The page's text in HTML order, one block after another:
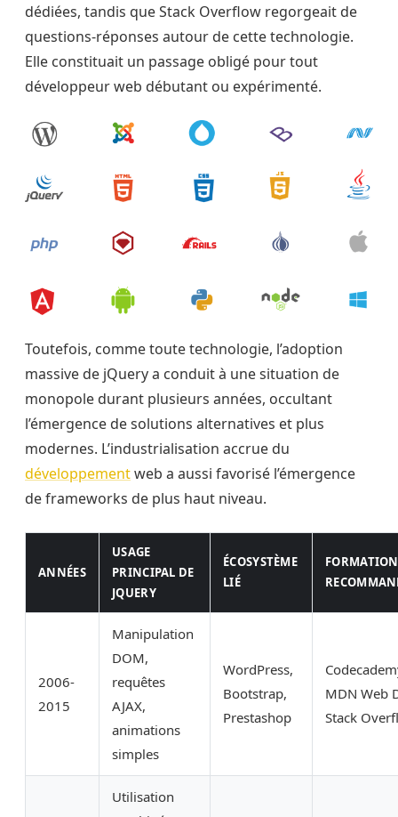
dédiées, tandis que Stack Overflow regorgeait de
questions-réponses autour de cette technologie.
Elle constituait un passage obligé pour tout
développeur web débutant ou expérimenté.
Toutefois, comme toute technologie, l’adoption
massive de jQuery a conduit à une situation de
monopole durant plusieurs années, occultant
l’émergence de solutions alternatives et plus
modernes. L’industrialisation accrue du
développementweb a aussi favorisé l’émergence
de frameworks de plus haut niveau.
ANNÉES
USAGE
PRINCIPAL DE
JQUERY
ÉCOSYSTÈME
LIÉ
FORMATION
2006-
2015
Manipulation
DOM,
requêtes
AJAX,
animations
simples
WordPress,
Bootstrap,
Prestashop
MDN Web
Stack
Utilisation